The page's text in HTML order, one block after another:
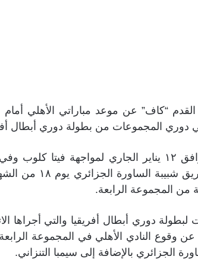
القدم “كاف” عن موعد مباراتي الأهلي
دوري المجموعات من بطولة دوري أبطال
وحدد كاف يوم السبت الموافق ١٢ يناير الجاري
الجولة الأولى، فيما
من المجموعة الرابعة.
دوري أبطال أفريقيا والتي أجراها
وقوع النادي الأهلي في المجموعة
الجزائري بالإضافة إلى سيمبا التنزاني.